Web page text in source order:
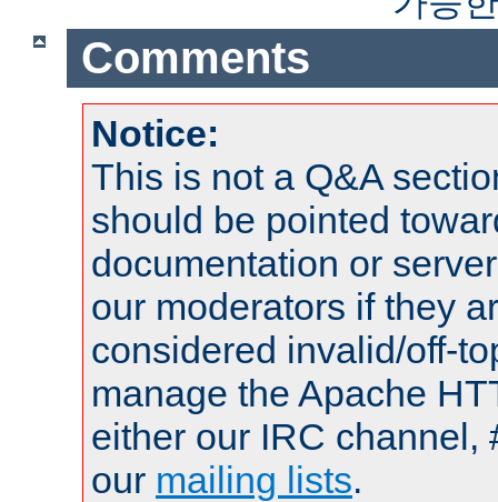
Comments
Notice:
This is not a Q&A
should be pointed
documentation or
our moderators if they
considered invalid/off-
manage the Apache
either our IRC channel,
our mailing lists.